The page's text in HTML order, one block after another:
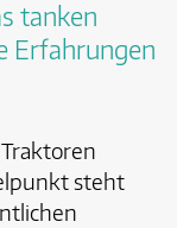
tanken
Erfahrungen
steht